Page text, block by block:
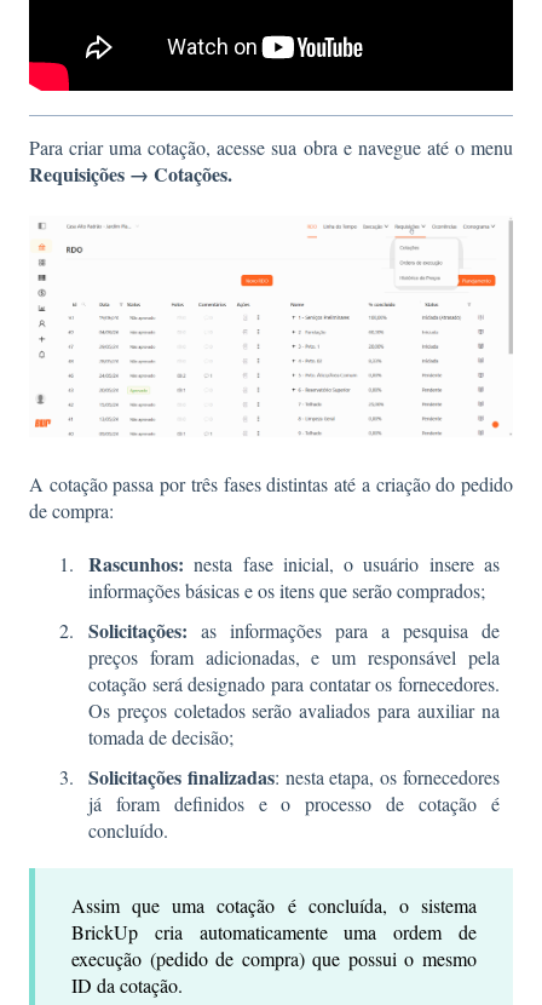
Para criar uma cotação, acesse sua obra e navegue até o menu
Requisições → Cotações.
A cotação passa por três fases distintas até a criação do pedido
de compra:
Rascunhos: nesta fase inicial, o usuário insere as
informações básicas e os itens que serão comprados;
Solicitações: as informações para a pesquisa de
preços foram adicionadas, e um responsável pela
cotação será designado para contatar os fornecedores.
Os preços coletados serão avaliados para auxiliar na
tomada de decisão;
Solicitações finalizadas: nesta etapa, os fornecedores
já foram definidos e o processo de cotação é
concluído.
Assim que uma cotação é concluída, o sistema
BrickUp cria automaticamente uma ordem de
execução (pedido de compra) que possui o mesmo
ID da cotação.